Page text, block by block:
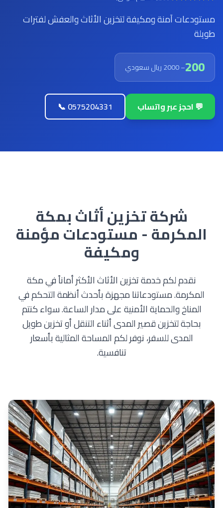
مستودعات آمنة ومكيفة لتخزين الأثاث والعفش لفترات
طويلة
200– 2000 ريال سعودي
💬 احجز عبر واتساب 📞 0575204331
شركة تخزين أثاث بمكة
المكرمة - مستودعات مؤمنة
ومكيفة
نقدم لكم خدمة تخزين الأثاث الأكثر أماناً في مكة
المكرمة. مستودعاتنا مجهزة بأحدث أنظمة التحكم في
المناخ والحماية الأمنية على مدار الساعة. سواء كنتم
بحاجة لتخزين قصير المدى أثناء التنقل أو تخزين طويل
المدى للسفر، نوفر لكم المساحة المثالية بأسعار
تنافسية.